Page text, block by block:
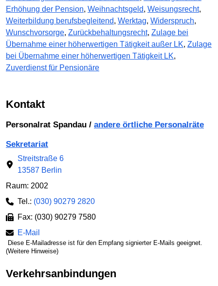
Erhöhung der Pension, Weihnachtsgeld, Weisungsrecht,
Weiterbildung berufsbegleitend, Werktag, Widerspruch,
Wunschvorsorge, Zurückbehaltungsrecht, Zulage bei
Übernahme einer höherwertigen Tätigkeit außer LK, Zulage
bei Übernahme einer höherwertigen Tätigkeit LK,
Zuverdienst für Pensionäre
Kontakt
Personalrat Spandau / andere örtliche Personalräte
Sekretariat
Streitstraße 6
13587 Berlin
Raum: 2002
Tel.: (030) 90279 2820
Fax: (030) 90279 7580
E-Mail
Diese E-Mailadresse ist für den Empfang signierter E-Mails geeignet.
(Weitere Hinweise)
Verkehrsanbindungen